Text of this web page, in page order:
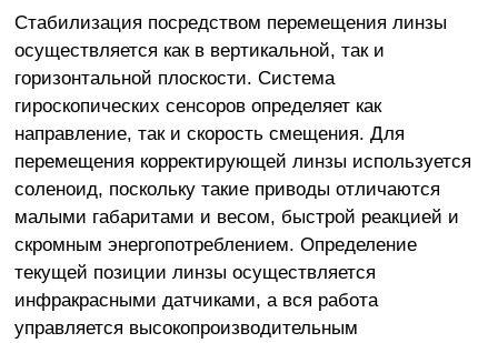
Стабилизация посредством перемещения линзы
осуществляется как в вертикальной, так и
горизонтальной плоскости. Система
гироскопических сенсоров определяет как
направление, так и скорость смещения. Для
перемещения корректирующей линзы используется
соленоид, поскольку такие приводы отличаются
малыми габаритами и весом, быстрой реакцией и
скромным энергопотреблением. Определение
текущей позиции линзы осуществляется
инфракрасными датчиками, а вся работа
управляется высокопроизводительным